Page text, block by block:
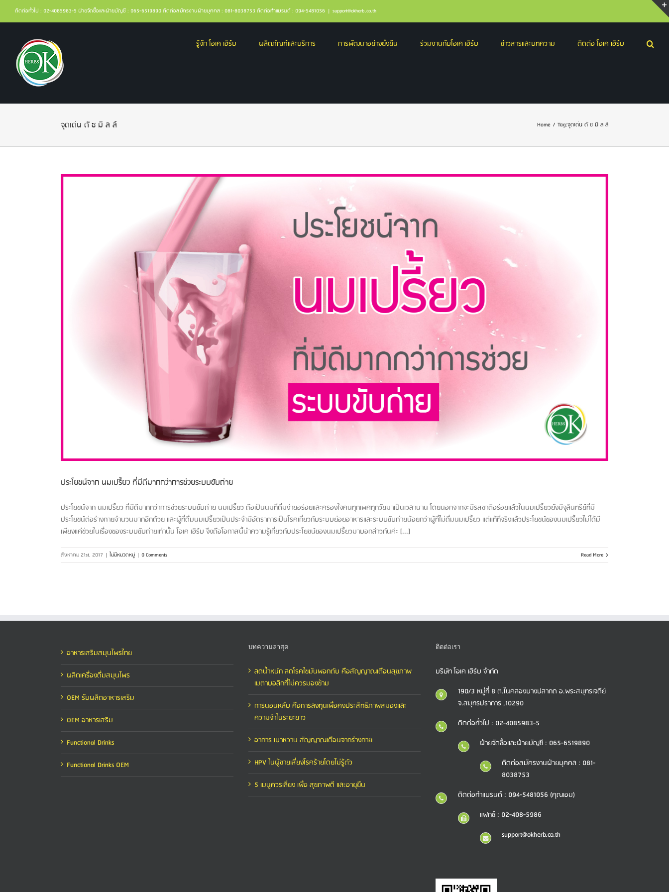
ติดต่อทั่วไป : 02-4085983-5 ฝ่ายจัดซื้อและฝ่ายบัญชี : 065-6519890 ติดต่อสมัครงานฝ่ายบุคคล : 081-8038753 ติดต่อทำแบรนด์ : 094-5481056 | support@okherb.co.th
รู้จัก โอเค เฮิร์บ ผลิตภัณฑ์และบริการ การพัฒนาอย่างยั่งยืน ร่วมงานกับโอเค เฮิร์บ ข่าวสารและบทความ ติดต่อ โอเค เฮิร์บ
จุดเด่น ดั ช มิ ล ล์ Home / Tag:จุดเด่น ดั ช มิ ล ล์
ประโยชน์จาก นมเปรี้ยว ที่มีดีมากกว่าการช่วยระบบขับถ่าย
ประโยชน์จาก นมเปรี้ยว ที่มีดีมากกว่าการช่วยระบบขับถ่าย นมเปรี้ยว ถือเป็นนมที่ดื่มง่ายอร่อยและครองใจคนทุกเพศทุกวัยมาเป็นเวลานาน โดยนอกจากจะมีรสชาติอร่อยแล้วในนมเปรี้ยวยังมีจุลินทรีย์ที่มี
ประโยชน์ต่อร่างกายจำนวนมากอีกด้วย และผู้ที่ดื่มนมเปรี้ยวเป็นประจำมีอัตราการเป็นโรคเกี่ยวกับระบบย่อยอาหารและระบบขับถ่ายน้อยกว่าผู้ที่ไม่ดื่มนมเปรี้ยว แต่แท้ที่จริงแล้วประโยชน์ของนมเปรี้ยวไม่ได้มี
เพียงแค่ช่วยในเรื่องของระบบขับถ่ายเท่านั้น โอเค เฮิร์บ จึงถือโอกาสนี้นำความรู้เกี่ยวกับประโยชน์ของนมเปรี้ยวมาบอกล่าวกันค่ะ [...]
สิงหาคม 21st, 2017 | ไม่มีหมวดหมู่ | 0 Comments Read More
อาหารเสริมสมุนไพรไทย
ผลิตเครื่องดื่มสมุนไพร
OEM รับผลิตอาหารเสริม
OEM อาหารเสริม
Functional Drinks
Functional Drinks OEM
บทความล่าสุด
ลดน้ำหนัก ลดโรคไขมันพอกตับ คือสัญญาณเตือนสุขภาพ
เมตาบอลิกที่ไม่ควรมองข้าม
การนอนหลับ คือการลงทุนเพื่อคงประสิทธิภาพสมองและ
ความจำในระยะยาว
อาการ เบาหวาน สัญญาณเตือนจากร่างกาย
HPV ในผู้ชายเสี่ยงโรคร้ายโดยไม่รู้ตัว
5 เมนูควรเลี่ยง เพื่อ สุขภาพดี และอายุยืน
ติดต่อเรา
บริษัท โอเค เฮิร์บ จำกัด
190/3 หมู่ที่ 8 ต.ในคลองบางปลากด อ.พระสมุทรเจดีย์
จ.สมุทรปราการ ,10290
ติดต่อทั่วไป : 02-4085983-5
ฝ่ายจัดซื้อและฝ่ายบัญชี : 065-6519890
ติดต่อสมัครงานฝ่ายบุคคล : 081-
8038753
ติดต่อทำแบรนด์ : 094-5481056 (คุณเอม)
แฟกซ์ : 02-408-5986
support@okherb.co.th